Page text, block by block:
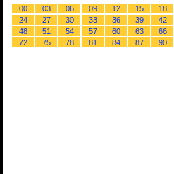
00 03 06 09 12 15 18
24
27 30 33 36 39 42
48
51 54 57 60 63 66
72
75 78 81 84 87 90